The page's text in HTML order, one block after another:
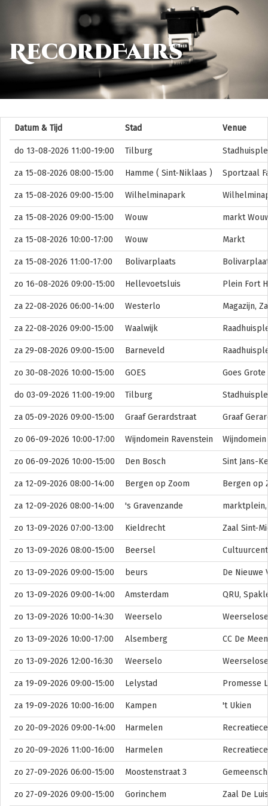
RecordFairs
Datum & Tijd Stad Venue
do 13-08-2026 11:00-19:00 Tilburg
za 15-08-2026 08:00-15:00 Hamme ( Sint-Niklaas ) Sportzaal
za 15-08-2026 09:00-15:00 Wilhelminapark
za 15-08-2026 09:00-15:00 Wouw markt
za 15-08-2026 10:00-17:00 Wouw Markt
za 15-08-2026 11:00-17:00 Bolivarplaats
zo 16-08-2026 09:00-15:00 Hellevoetsluis Plein Fort
za 22-08-2026 06:00-14:00 Westerlo Magazijn,
za 22-08-2026 09:00-15:00 Waalwijk
za 29-08-2026 09:00-15:00 Barneveld
zo 30-08-2026 10:00-15:00 GOES Goes
do 03-09-2026 11:00-19:00 Tilburg
za 05-09-2026 09:00-15:00 Graaf Gerardstraat Graaf
zo 06-09-2026 10:00-17:00 Wijndomein Ravenstein
zo 06-09-2026 10:00-15:00 Den Bosch Sint Jans-
za 12-09-2026 08:00-14:00 Bergen op Zoom Bergen op
za 12-09-2026 08:00-14:00 's Gravenzande
zo 13-09-2026 07:00-13:00 Kieldrecht Zaal Sint-
zo 13-09-2026 08:00-15:00 Beersel
zo 13-09-2026 09:00-15:00 beurs De Nieuwe
zo 13-09-2026 09:00-14:00 Amsterdam QRU,
zo 13-09-2026 10:00-14:30 Weerselo
zo 13-09-2026 10:00-17:00 Alsemberg CC De
zo 13-09-2026 12:00-16:30 Weerselo
za 19-09-2026 09:00-15:00 Lelystad Promesse
za 19-09-2026 10:00-16:00 Kampen 't Ukien
zo 20-09-2026 09:00-14:00 Harmelen
zo 20-09-2026 11:00-16:00 Harmelen
zo 27-09-2026 06:00-15:00 Moostenstraat 3
zo 27-09-2026 09:00-15:00 Gorinchem Zaal De